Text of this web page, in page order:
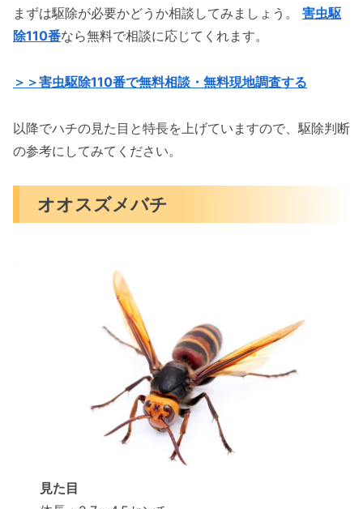
まずは駆除が必要かどうか相談してみましょう。 害虫駆
除110番なら無料で相談に応じてくれます。
＞＞害虫駆除110番で無料相談・無料現地調査する
以降でハチの見た目と特長を上げていますので、駆除判断
の参考にしてみてください。
オオスズメバチ
見た目